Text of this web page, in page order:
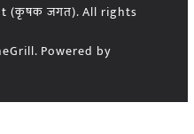
(कृषक जगत). All rights
Powered by